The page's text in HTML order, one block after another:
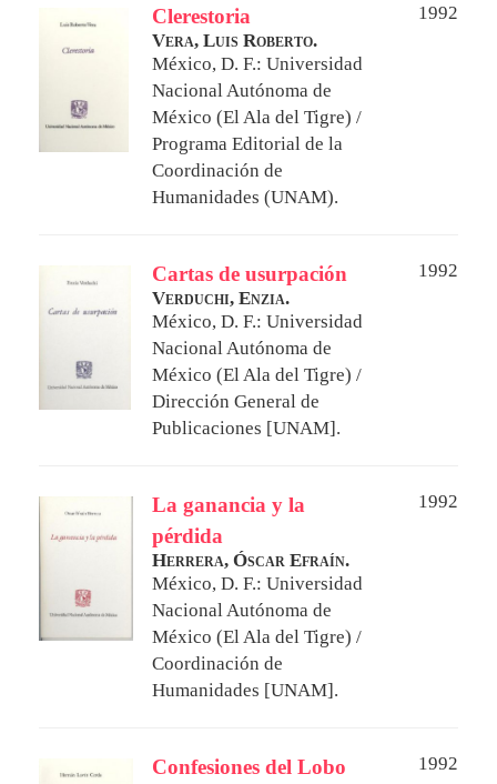
Clerestoria
1992
Vera, Luis Roberto.
México, D. F.: Universidad
Nacional Autónoma de
México (El Ala del Tigre) /
Programa Editorial de la
Coordinación de
Humanidades (UNAM).
Cartas de usurpación
1992
Verduchi, Enzia.
México, D. F.: Universidad
Nacional Autónoma de
México (El Ala del Tigre) /
Dirección General de
Publicaciones [UNAM].
La ganancia y la
pérdida
1992
Herrera, Óscar Efraín.
México, D. F.: Universidad
Nacional Autónoma de
México (El Ala del Tigre) /
Coordinación de
Humanidades [UNAM].
Confesiones del Lobo
1992